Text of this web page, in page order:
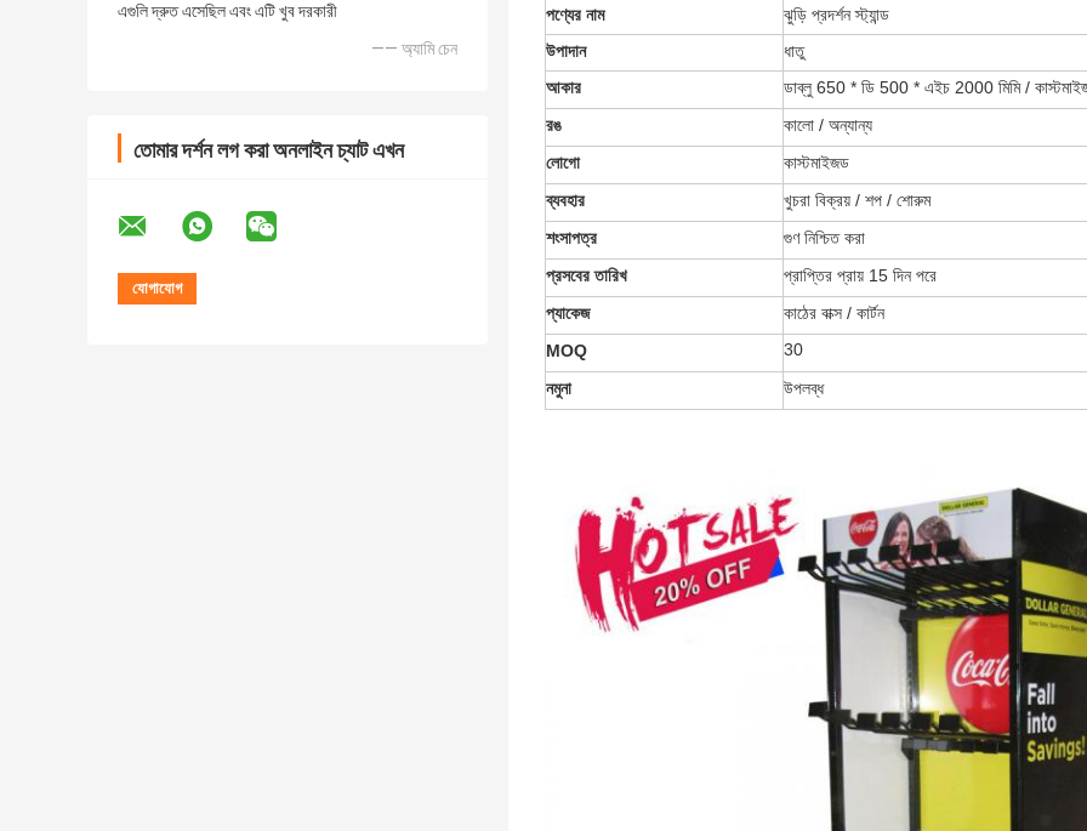
এগুলি দ্রুত এসেছিল এবং এটি খুব দরকারী
—— অ্যামি চেন
তোমার দর্শন লগ করা অনলাইন চ্যাট এখন
পণ্যের নাম
ঝুড়ি প্রদর্শন স্ট্যান্ড
উপাদান
ধাতু
আকার
ডাব্লু 650 * ডি 500 * এইচ 2000 মিমি /
রঙ
কালো / অন্যান্য
লোগো
কাস্টমাইজড
ব্যবহার
খুচরা বিক্রয় / শপ / শোরুম
শংসাপত্র
গুণ নিশ্চিত করা
প্রসবের তারিখ
প্রাপ্তির প্রায় 15 দিন পরে
প্যাকেজ
কাঠের বাক্স / কার্টন
MOQ
30
নমুনা
উপলব্ধ